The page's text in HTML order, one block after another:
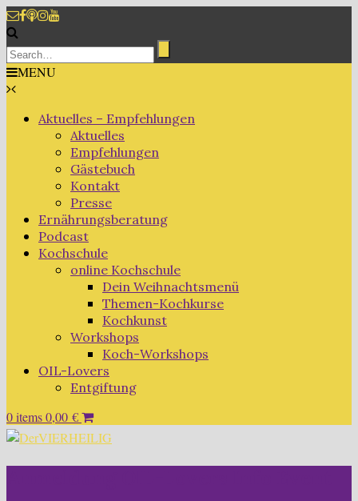
MENU
Aktuelles – Empfehlungen
Aktuelles
Empfehlungen
Gästebuch
Kontakt
Presse
Ernährungsberatung
Podcast
Kochschule
online Kochschule
Dein Weihnachtsmenü
Themen-Kochkurse
Kochkunst
Workshops
Koch-Workshops
OIL-Lovers
Entgiftung
0 items0,00 €